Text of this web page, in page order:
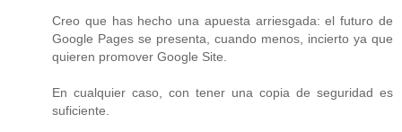
Creo que has hecho una apuesta arriesgada: el futuro de
Google Pages se presenta, cuando menos, incierto ya que
quieren promover Google Site.
En cualquier caso, con tener una copia de seguridad es
suficiente.